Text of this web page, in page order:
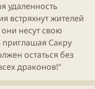
удаленность
встряхнут жителей
несут свою
Сакру
остаться без
драконов!"